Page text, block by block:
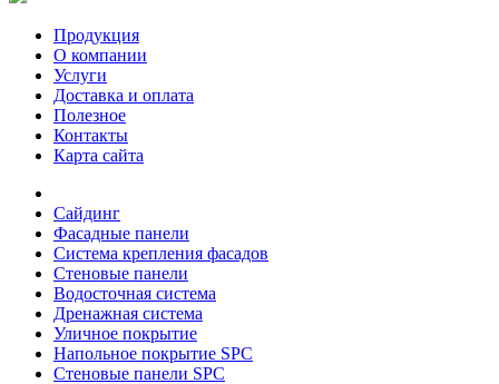
Продукция
О компании
Услуги
Доставка и оплата
Полезное
Контакты
Карта сайта
Сайдинг
Фасадные панели
Система крепления фасадов
Стеновые панели
Водосточная система
Дренажная система
Уличное покрытие
Напольное покрытие SPC
Стеновые панели SPC